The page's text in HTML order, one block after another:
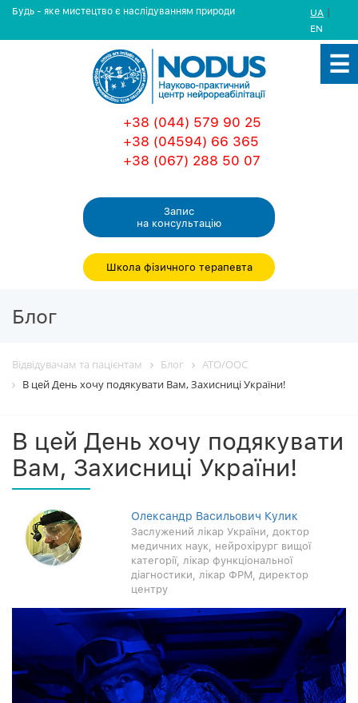
Будь - яке мистецтво є наслідуванням природи UA |
EN
+38 (044) 579 90 25
+38 (04594) 66 365
+38 (067) 288 50 07
Запис
на консультацiю
Школа фізичного терапевта
Блог
Відвідувачам та пацієнтам Блог
АТО/ООС
В цей День хочу подякувати Вам, Захисниці України!
В цей День хочу подякувати
Вам, Захисниці України!
Олександр Васильович Кулик
Заслужений лікар України, доктор
медичних наук, нейрохірург вищої
категорії, лікар функціональної
діагностики, лікар ФРМ, директор
центру